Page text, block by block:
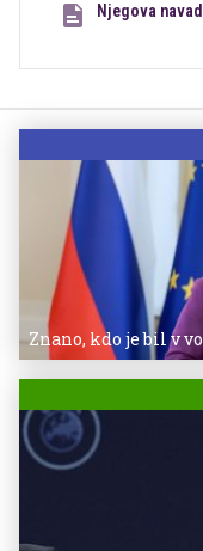
Njegova
Znano, kdo je bil v